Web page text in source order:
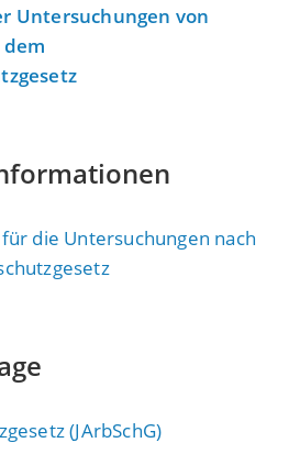
Untersuchungen von
die Untersuchungen nach
(JArbSchG)